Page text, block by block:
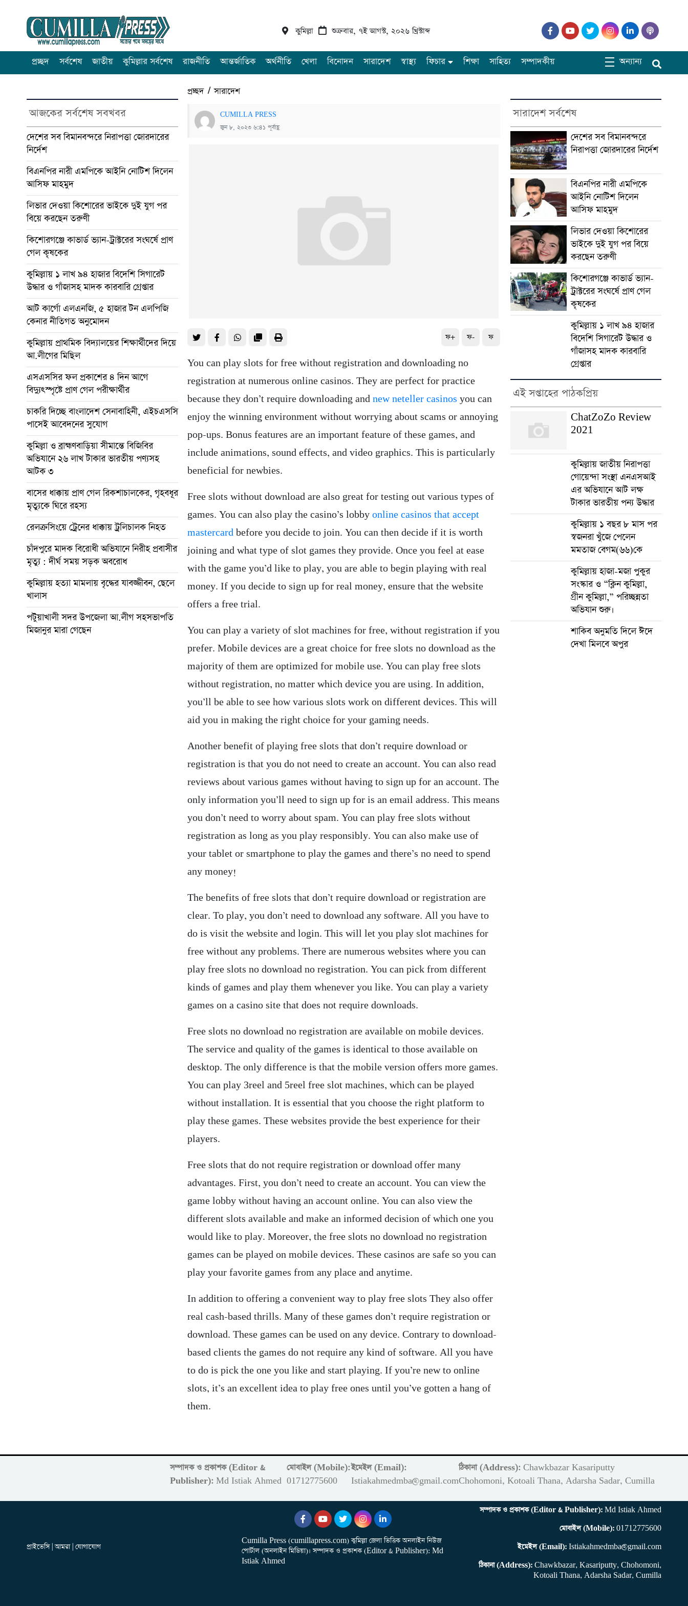
কুমিল্লা শুক্রবার, ৭ই আগস্ট, ২০২৬ খ্রিস্টাব্দ
প্রচ্ছদ সর্বশেষ জাতীয় কুমিল্লার সর্বশেষ রাজনীতি আন্তর্জাতিক অর্থনীতি খেলা বিনোদন সারাদেশ স্বাস্থ্য ফিচার শিক্ষা সাহিত্য সম্পাদকীয় অন্যান্য
আজকের সর্বশেষ সবখবর
দেশের সব বিমানবন্দরে নিরাপত্তা জোরদারের
নির্দেশ
বিএনপির নারী এমপিকে আইনি নোটিশ দিলেন
আসিফ মাহমুদ
লিভার দেওয়া কিশোরের ভাইকে দুই যুগ পর
বিয়ে করছেন তরুণী
কিশোরগঞ্জে কাভার্ড ভ্যান-ট্রাক্টরের সংঘর্ষে প্রাণ
গেল কৃষকের
কুমিল্লায় ১ লাখ ৯৪ হাজার বিদেশি সিগারেট
উদ্ধার ও গাঁজাসহ মাদক কারবারি গ্রেপ্তার
আট কার্গো এলএনজি, ৫ হাজার টন এলপিজি
কেনার নীতিগত অনুমোদন
কুমিল্লায় প্রাথমিক বিদ্যালয়ের শিক্ষার্থীদের দিয়ে
আ.লীগের মিছিল
এসএসসির ফল প্রকাশের ৪ দিন আগে
বিদ্যুৎস্পৃষ্টে প্রাণ গেল পরীক্ষার্থীর
চাকরি দিচ্ছে বাংলাদেশ সেনাবাহিনী, এইচএসসি
পাসেই আবেদনের সুযোগ
কুমিল্লা ও ব্রাহ্মণবাড়িয়া সীমান্তে বিজিবির
অভিযানে ২৬ লাখ টাকার ভারতীয় পণ্যসহ
আটক ৩
বাসের ধাক্কায় প্রাণ গেল রিকশাচালকের, গৃহবধূর
মৃত্যুকে ঘিরে রহস্য
রেলক্রসিংয়ে ট্রেনের ধাক্কায় ট্রলিচালক নিহত
চাঁদপুরে মাদক বিরোধী অভিযানে নিরীহ প্রবাসীর
মৃত্যু : দীর্ঘ সময় সড়ক অবরোধ
কুমিল্লায় হত্যা মামলায় বৃদ্ধের যাবজ্জীবন, ছেলে
খালাস
পটুয়াখালী সদর উপজেলা আ.লীগ সহসভাপতি
মিজানুর মারা গেছেন
প্রচ্ছদ/সারাদেশ
CUMILLA PRESS
জুন ৮, ২০২৩ ৬:৪১ পূর্বাহ্ণ
ফ+ ফ- ফ
You can play slots for free without registration and downloading no
registration at numerous online casinos. They are perfect for practice
because they don’t require downloading andnew neteller casinos you can
enjoy the winning environment without worrying about scams or annoying
pop-ups. Bonus features are an important feature of these games, and
include animations, sound effects, and video graphics. This is particularly
beneficial for newbies.
Free slots without download are also great for testing out various types of
games. You can also play the casino’s lobbyonline casinos that accept
mastercard before you decide to join. You can then decide if it is worth
joining and what type of slot games they provide. Once you feel at ease
with the game you’d like to play, you are able to begin playing with real
money. If you decide to sign up for real money, ensure that the website
offers a free trial.
You can play a variety of slot machines for free, without registration if you
prefer. Mobile devices are a great choice for free slots no download as the
majority of them are optimized for mobile use. You can play free slots
without registration, no matter which device you are using. In addition,
you’ll be able to see how various slots work on different devices. This will
aid you in making the right choice for your gaming needs.
Another benefit of playing free slots that don’t require download or
registration is that you do not need to create an account. You can also read
reviews about various games without having to sign up for an account. The
only information you’ll need to sign up for is an email address. This means
you don’t need to worry about spam. You can play free slots without
registration as long as you play responsibly. You can also make use of
your tablet or smartphone to play the games and there’s no need to spend
any money!
The benefits of free slots that don’t require download or registration are
clear. To play, you don’t need to download any software. All you have to
do is visit the website and login. This will let you play slot machines for
free without any problems. There are numerous websites where you can
play free slots no download no registration. You can pick from different
kinds of games and play them whenever you like. You can play a variety
games on a casino site that does not require downloads.
Free slots no download no registration are available on mobile devices.
The service and quality of the games is identical to those available on
desktop. The only difference is that the mobile version offers more games.
You can play 3reel and 5reel free slot machines, which can be played
without installation. It is essential that you choose the right platform to
play these games. These websites provide the best experience for their
players.
Free slots that do not require registration or download offer many
advantages. First, you don’t need to create an account. You can view the
game lobby without having an account online. You can also view the
different slots available and make an informed decision of which one you
would like to play. Moreover, the free slots no download no registration
games can be played on mobile devices. These casinos are safe so you can
play your favorite games from any place and anytime.
In addition to offering a convenient way to play free slots They also offer
real cash-based thrills. Many of these games don’t require registration or
download. These games can be used on any device. Contrary to download-
based clients the games do not require any kind of software. All you have
to do is pick the one you like and start playing. If you’re new to online
slots, it’s an excellent idea to play free ones until you’ve gotten a hang of
them.
সারাদেশ সর্বশেষ
দেশের সব বিমানবন্দরে
নিরাপত্তা জোরদারের নির্দেশ
বিএনপির নারী এমপিকে
আইনি নোটিশ দিলেন
আসিফ মাহমুদ
লিভার দেওয়া কিশোরের
ভাইকে দুই যুগ পর বিয়ে
করছেন তরুণী
কিশোরগঞ্জে কাভার্ড ভ্যান-
ট্রাক্টরের সংঘর্ষে প্রাণ গেল
কৃষকের
কুমিল্লায় ১ লাখ ৯৪ হাজার
বিদেশি সিগারেট উদ্ধার ও
গাঁজাসহ মাদক কারবারি
গ্রেপ্তার
এই সপ্তাহের পাঠকপ্রিয়
ChatZoZo Review
2021
কুমিল্লায় জাতীয় নিরাপত্তা
গোয়েন্দা সংস্থা এনএসআই
এর অভিযানে আট লক্ষ
টাকার ভারতীয় পন্য উদ্ধার
কুমিল্লায় ১ বছর ৮ মাস পর
স্বজনরা খুঁজে পেলেন
মমতাজ বেগম(৬৬)কে
কুমিল্লায় হাজা-মজা পুকুর
সংস্কার ও “ক্লিন কুমিল্লা,
গ্রীন কুমিল্লা,” পরিচ্ছন্নতা
অভিযান শুরু।
শাকিব অনুমতি দিলে ঈদে
দেখা মিলবে অপুর
সম্পাদক ও প্রকাশক (Editor &
Publisher): Md Istiak Ahmed
মোবাইল (Mobile):
01712775600
ইমেইল (Email):
Istiakahmedmba@gmail.com
ঠিকানা (Address): Chawkbazar Kasariputty
Chohomoni, Kotoali Thana, Adarsha Sadar, Cumilla
প্রাইভেসি | আমরা | যোগাযোগ
Cumilla Press (cumillapress.com) কুমিল্লা জেলা ভিত্তিক অনলাইন নিউজ
পোর্টাল (অনলাইন মিডিয়া)। সম্পাদক ও প্রকাশক (Editor & Publisher): Md
Istiak Ahmed
সম্পাদক ও প্রকাশক (Editor & Publisher): Md Istiak Ahmed
মোবাইল (Mobile): 01712775600
ইমেইল (Email): Istiakahmedmba@gmail.com
ঠিকানা (Address): Chawkbazar, Kasariputty, Chohomoni,
Kotoali Thana, Adarsha Sadar, Cumilla